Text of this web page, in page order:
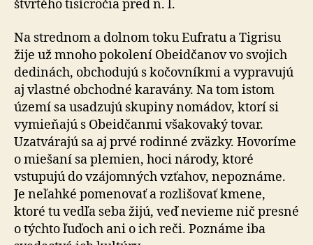
štvrtého tisícročia pred n. l.
Na strednom a dolnom toku Eufratu a Tigrisu
žije už mnoho pokolení Obeidčanov vo svojich
dedinách, obchodujú s kočovníkmi a vypravujú
aj vlastné obchodné karavány. Na tom istom
území sa usadzujú skupiny nomádov, ktorí si
vymieňajú s Obeidčanmi všakovaký tovar.
Uzatvárajú sa aj prvé rodinné zväzky. Hovoríme
o miešaní sa plemien, hoci národy, ktoré
vstupujú do vzájomných vzťahov, nepoznáme.
Je neľahké pomenovať a rozlišovať kmene,
ktoré tu vedľa seba žijú, veď nevieme nič presné
o týchto ľuďoch ani o ich reči. Poznáme iba